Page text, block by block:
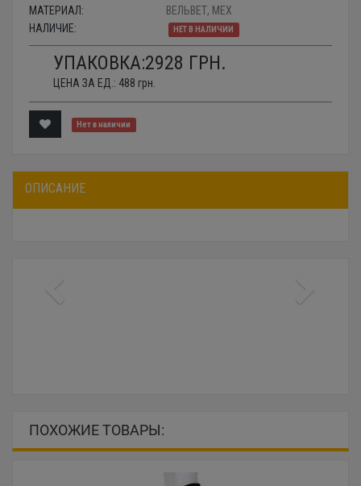
МАТЕРИАЛ:
ВЕЛЬВЕТ, МЕХ
НАЛИЧИЕ:
НЕТ В НАЛИЧИИ
УПАКОВКА:2928 ГРН.
ЦЕНА ЗА ЕД.: 488 грн.
Нет в наличии
ОПИСАНИЕ
ПОХОЖИЕ ТОВАРЫ: